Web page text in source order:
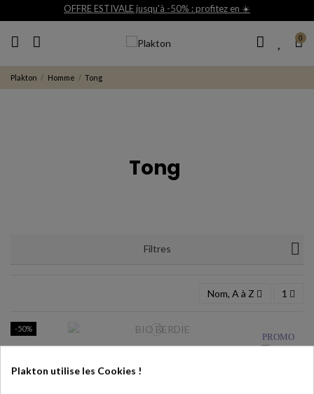
OFFRE ESTIVALE jusqu'à -50% : profitez en ☀️
0
Plakton Homme Tong
Tong
Filtres
Nom, A à Z 1
PROMO
-50%
Tong
Plakton utilise les Cookies !